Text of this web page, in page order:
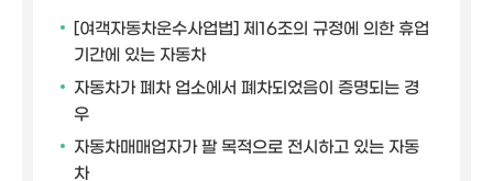
[여객자동차운수사업법] 제16조의 규정에 의한 휴업
기간에 있는 자동차
자동차가 폐차 업소에서 폐차되었음이 증명되는 경
우
자동차매매업자가 팔 목적으로 전시하고 있는 자동
차